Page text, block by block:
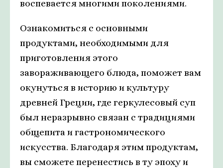
воспевается многими поколениями.
Ознакомиться с основными
продуктами, необходимыми для
приготовления этого
завораживающего блюда, поможет вам
окунуться в историю и культуру
древней Греции, где геркулесовый суп
был неразрывно связан с традициями
общепита и гастрономического
искусства. Благодаря этим продуктам,
вы сможете перенестись в ту эпоху и